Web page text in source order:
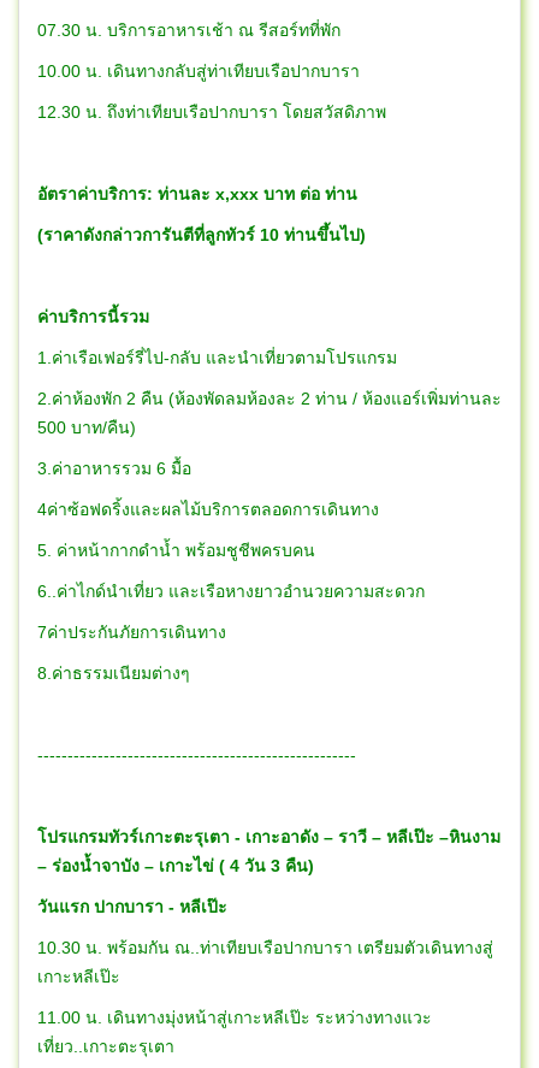
07.30 น. บริการอาหารเช้า ณ รีสอร์ทที่พัก
10.00 น. เดินทางกลับสู่ท่าเทียบเรือปากบารา
12.30 น. ถึงท่าเทียบเรือปากบารา โดยสวัสดิภาพ
อัตราค่าบริการ: ท่านละ x,xxx บาท ต่อ ท่าน
(ราคาดังกล่าวการันตีที่ลูกทัวร์ 10 ท่านขึ้นไป)
ค่าบริการนี้รวม
1.ค่าเรือเฟอร์รี่ไป-กลับ และนำเที่ยวตามโปรแกรม
2.ค่าห้องพัก 2 คืน (ห้องพัดลมห้องละ 2 ท่าน / ห้องแอร์เพิ่มท่านละ
500 บาท/คืน)
3.ค่าอาหารรวม 6 มื้อ
4ค่าซ้อฟดริ้งและผลไม้บริการตลอดการเดินทาง
5. ค่าหน้ากากดำน้ำ พร้อมชูชีพครบคน
6..ค่าไกด์นำเที่ยว และเรือหางยาวอำนวยความสะดวก
7ค่าประกันภัยการเดินทาง
8.ค่าธรรมเนียมต่างๆ
-----------------------------------------------------
โปรแกรมทัวร์เกาะตะรุเตา - เกาะอาดัง – ราวี – หลีเป๊ะ –หินงาม
– ร่องน้ำจาบัง – เกาะไข่ ( 4 วัน 3 คืน)
วันแรก ปากบารา - หลีเป๊ะ
10.30 น. พร้อมกัน ณ..ท่าเทียบเรือปากบารา เตรียมตัวเดินทางสู่
เกาะหลีเป๊ะ
11.00 น. เดินทางมุ่งหน้าสู่เกาะหลีเป๊ะ ระหว่างทางแวะ
เที่ยว..เกาะตะรุเตา